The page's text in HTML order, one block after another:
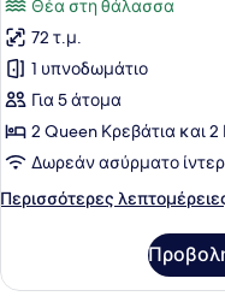
των
φωτογραφιών
για
Manifest
Guesthouse
-
Residence
Θέα στη θάλασσα
72 τ.μ.
1 υπνοδωμάτιο
Για 5 άτομα
2 Queen Κρεβάτια και
Δωρεάν ασύρματο
Περισσότερες
Περισσότερες
Guesthouse